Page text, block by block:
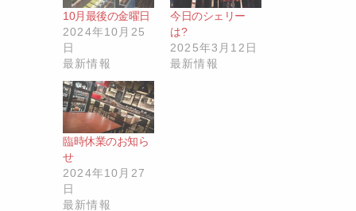
10月最後の金曜日
2024年10月25
日
最新情報
今日のシェリー
は?
2025年3月12日
最新情報
臨時休業のお知ら
せ
2024年10月27
日
最新情報